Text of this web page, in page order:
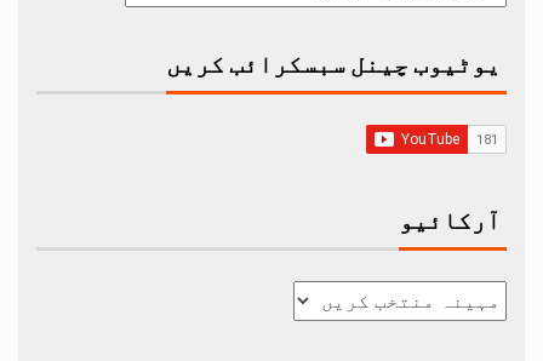
یوٹیوب چینل سبسکرائب کریں
آرکائیو